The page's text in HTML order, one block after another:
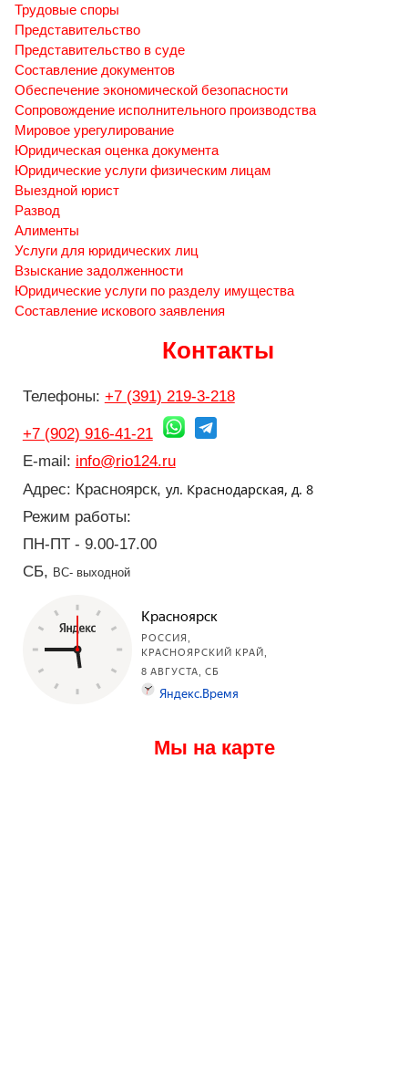
Трудовые споры
Представительство
Представительство в суде
Составление документов
Обеспечение экономической безопасности
Сопровождение исполнительного производства
Мировое урегулирование
Юридическая оценка документа
Юридические услуги физическим лицам
Выездной юрист
Развод
Алименты
Услуги для юридических лиц
Взыскание задолженности
Юридические услуги по разделу имущества
Составление искового заявления
Контакты
Телефоны: +7 (391) 219-3-218
+7 (902) 916-41-21
E-mail: info@rio124.ru
Адрес: Красноярск, ул. Краснодарская, д. 8
Режим работы:
ПН-ПТ - 9.00-17.00
СБ, ВС- выходной
Мы на карте